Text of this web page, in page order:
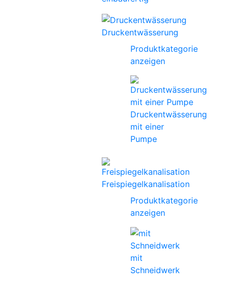
Druckentwässerung
Produktkategorie
anzeigen
Druckentwässerung
mit einer
Pumpe
Freispiegelkanalisation
Produktkategorie
anzeigen
mit
Schneidwerk